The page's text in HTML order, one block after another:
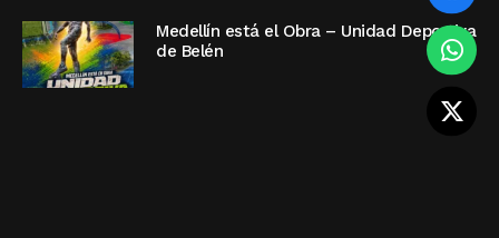
Medellín está el Obra – Unidad Deportiva
de Belén